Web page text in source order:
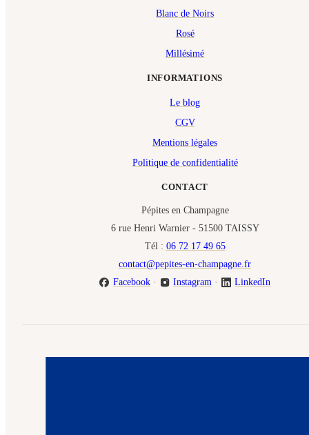
Blanc de Noirs
Rosé
Millésimé
INFORMATIONS
Le blog
CGV
Mentions légales
Politique de confidentialité
CONTACT
Pépites en Champagne
6 rue Henri Warnier - 51500 TAISSY
Tél : 06 72 17 49 65
contact@pepites-en-champagne.fr
Facebook· Instagram · LinkedIn